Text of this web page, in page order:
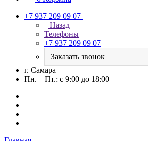
+7 937 209 09 07
Назад
Телефоны
+7 937 209 09 07
Заказать звонок
г. Самара
Пн. – Пт.: с 9:00 до 18:00